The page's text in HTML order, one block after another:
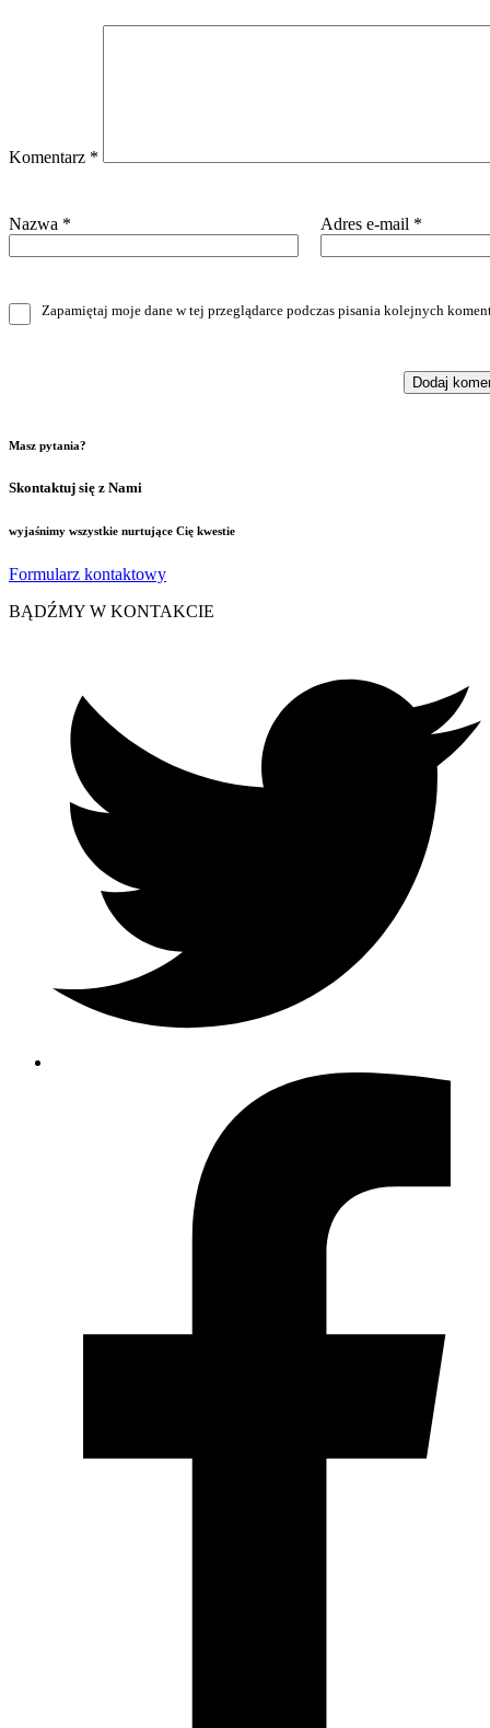
Komentarz *
Nazwa * Adres e-mail *
Zapamiętaj moje dane w tej przeglądarce podczas pisania kolejnych
Masz pytania?
Skontaktuj się z Nami
wyjaśnimy wszystkie nurtujące Cię kwestie
Formularz kontaktowy
BĄDŹMY W KONTAKCIE